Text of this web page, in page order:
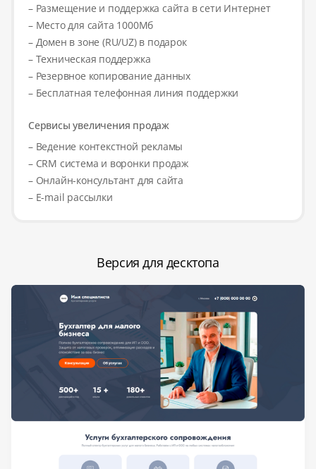
– Размещение и поддержка сайта в сети Интернет
– Место для сайта 1000Мб
– Домен в зоне (RU/UZ) в подарок
– Техническая поддержка
– Резервное копирование данных
– Бесплатная телефонная линия поддержки
Сервисы увеличения продаж
– Ведение контекстной рекламы
– CRM система и воронки продаж
– Онлайн-консультант для сайта
– E-mail рассылки
Версия для десктопа